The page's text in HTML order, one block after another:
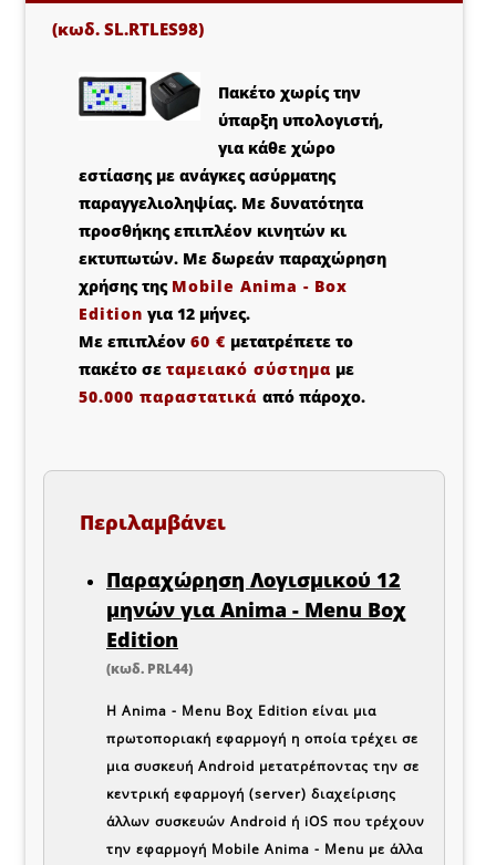
(κωδ. SL.RTLES98)
Πακέτο χωρίς την
ύπαρξη υπολογιστή,
για κάθε χώρο
εστίασης με ανάγκες ασύρματης
παραγγελιοληψίας. Με δυνατότητα
προσθήκης επιπλέον κινητών κι
εκτυπωτών. Mε δωρεάν παραχώρηση
χρήσης της Mobile Anima - Βοx
Edition για 12 μήνες.
Με επιπλέον 60 € μετατρέπετε το
πακέτο σε ταμειακό σύστημα με
50.000 παραστατικά από πάροχο.
Περιλαμβάνει
Παραχώρηση Λογισμικού 12
μηνών για Anima - Menu Βοχ
Edition
(κωδ. PRL44)
Η Anima - Menu Βοχ Edition είναι μια
πρωτοποριακή εφαρμογή η οποία τρέχει σε
μια συσκευή Android μετατρέποντας την σε
κεντρική εφαρμογή (server) διαχείρισης
άλλων συσκευών Android ή iOS που τρέχουν
την εφαρμογή Mobile Anima - Menu με άλλα